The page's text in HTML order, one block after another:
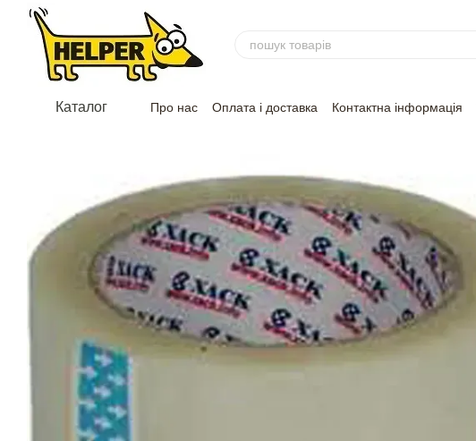
Перейти до основного контенту
Каталог Про нас Оплата і доставка Контактна інформація